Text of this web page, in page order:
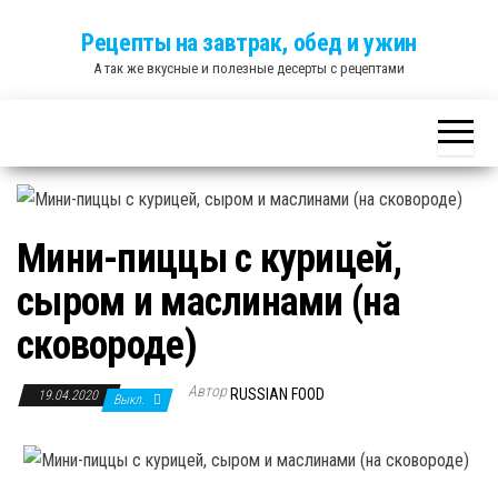
Рецепты на завтрак, обед и ужин
А так же вкусные и полезные десерты с рецептами
Мини-пиццы с курицей,
сыром и маслинами (на
сковороде)
19.04.2020 Выкл. Автор RUSSIAN FOOD